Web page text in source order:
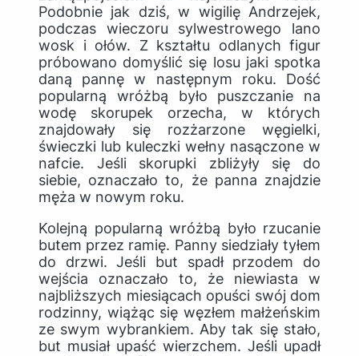
Podobnie jak dziś, w wigilię Andrzejek,
podczas wieczoru sylwestrowego lano
wosk i ołów. Z kształtu odlanych figur
próbowano domyślić się losu jaki spotka
daną pannę w następnym roku. Dość
popularną wróżbą było puszczanie na
wodę skorupek orzecha, w których
znajdowały się rozżarzone węgielki,
świeczki lub kuleczki wełny nasączone w
nafcie. Jeśli skorupki zbliżyły się do
siebie, oznaczało to, że panna znajdzie
męża w nowym roku.
Kolejną popularną wróżbą było rzucanie
butem przez ramię. Panny siedziały tyłem
do drzwi. Jeśli but spadł przodem do
wejścia oznaczało to, że niewiasta w
najbliższych miesiącach opuści swój dom
rodzinny, wiążąc się węzłem małżeńskim
ze swym wybrankiem. Aby tak się stało,
but musiał upaść wierzchem. Jeśli upadł